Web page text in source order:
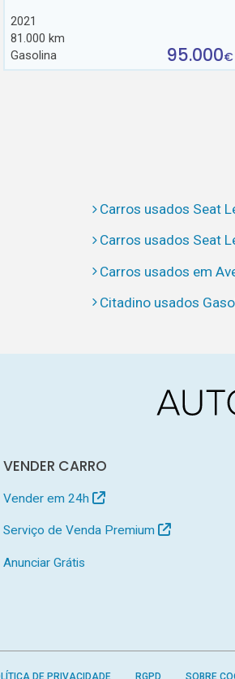
2021
81.000 km
Gasolina
95.000€
Carros usados Seat
Carros usados Seat
Carros usados em
Citadino usados
VENDER CARRO
Vender em 24h
Serviço de Venda Premium
Anunciar Grátis
DE PRIVACIDADE RGPD SOBRE